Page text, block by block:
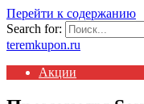
Перейти к содержанию
Search for:
teremkupon.ru
Акции